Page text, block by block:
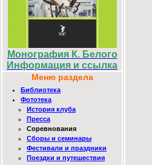
Монография К. Белого
Информация и ссылка
Меню раздела
Библиотека
Фототека
История клуба
Пресса
Соревнования
Сборы и семинары
Фестивали и праздники
Поездки и путешествия